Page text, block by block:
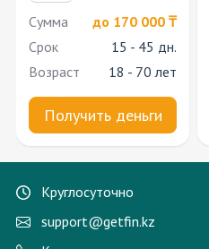
Cумма
до 170 000 ₸
Срок
15 - 45 дн.
Возраст
18 - 70 лет
Получить деньги
Круглосуточно
support@getfin.kz